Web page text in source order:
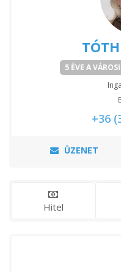
5 ÉVE A
+36
ÜZENET
Hitel